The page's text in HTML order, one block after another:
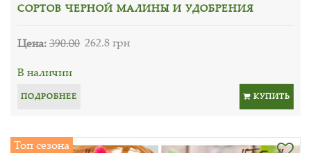
СОРТОВ ЧЕРНОЙ МАЛИНЫ И УДОБРЕНИЯ
Цена:390.00 262.8 грн
В наличии
ПОДРОБНЕЕ КУПИТЬ
Топ сезона